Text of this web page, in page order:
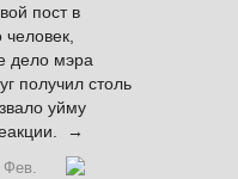
пост в
человек,
дело мэра
получил столь
уйму
→
Фев.